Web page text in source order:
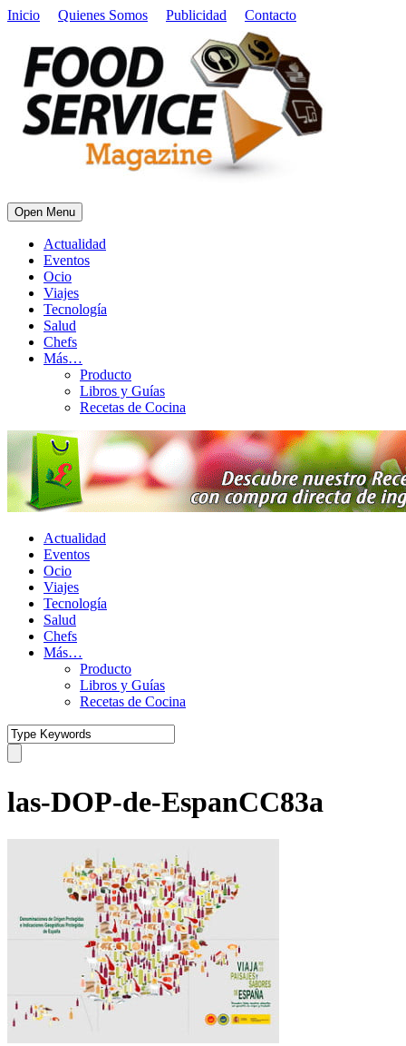
Inicio Quienes Somos Publicidad Contacto
Open Menu
Actualidad
Eventos
Ocio
Viajes
Tecnología
Salud
Chefs
Más…
Producto
Libros y Guías
Recetas de Cocina
Actualidad
Eventos
Ocio
Viajes
Tecnología
Salud
Chefs
Más…
Producto
Libros y Guías
Recetas de Cocina
las-DOP-de-EspanCC83a